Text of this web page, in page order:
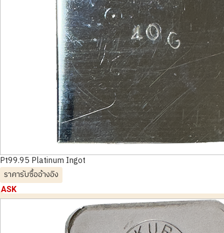
Pt99.95 Platinum Ingot
ราคารับซื้ออ้างอิง
ASK